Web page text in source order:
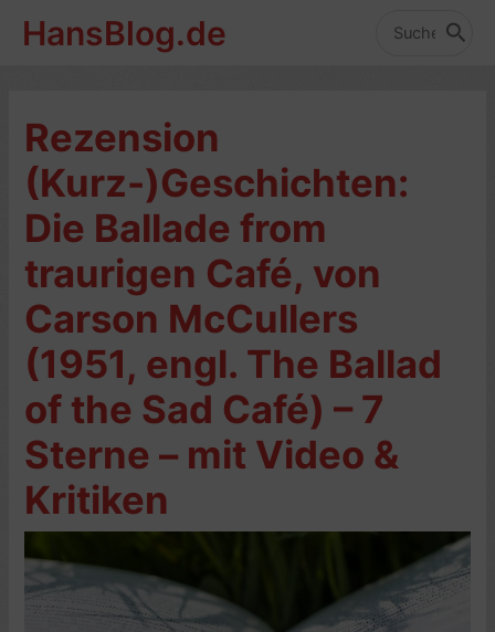
InhaltHansBlog.de
Search
Rezension
(Kurz-)Geschichten:
Die Ballade from
traurigen Café, von
Carson McCullers
(1951, engl. The Ballad
of the Sad Café) – 7
Sterne – mit Video &
Kritiken